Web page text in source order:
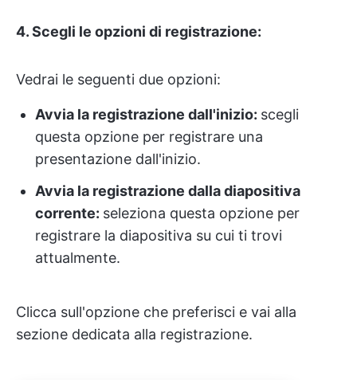
4. Scegli le opzioni di registrazione:
Vedrai le seguenti due opzioni:
Avvia la registrazione dall'inizio: scegli
questa opzione per registrare una
presentazione dall'inizio.
Avvia la registrazione dalla diapositiva
corrente: seleziona questa opzione per
registrare la diapositiva su cui ti trovi
attualmente.
Clicca sull'opzione che preferisci e vai alla
sezione dedicata alla registrazione.